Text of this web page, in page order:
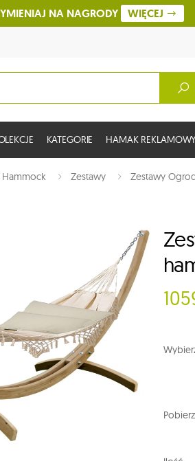
NA NAGRODY WIĘCEJ
KATEGORIE HAMAK REKLAMOWY
Hammock Zestawy Zestawy